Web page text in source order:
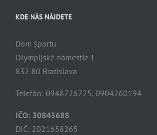
KDE NÁS NÁJDETE
Dom športu
Olympijské námestie 1
832 80 Bratislava
Telefón: 0948726725, 0904260194
IČO: 30845688
DIČ: 2021658265